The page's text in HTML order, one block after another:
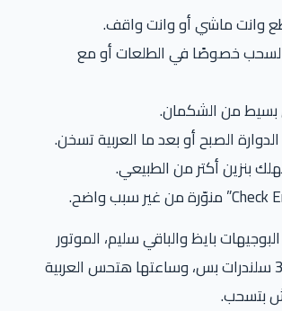
وانت ماشي أو وانت واقف.
خصوصًا في الطلعات أو مع
من الشكمان.
الصبح أو بعد ما العربية تسخن.
بنزين أكتر من الطبيعي.
بايظ والباقي سليم، الموتور
هيشتغل على 3 سلندرات بس، وساعتها هتحس العربية
بتسحب.